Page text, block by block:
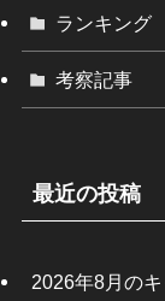
ランキング
考察記事
最近の投稿
2026年8月の